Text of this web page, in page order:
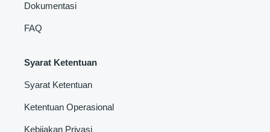
Dokumentasi
FAQ
Syarat Ketentuan
Syarat Ketentuan
Ketentuan Operasional
Kebijakan Privasi